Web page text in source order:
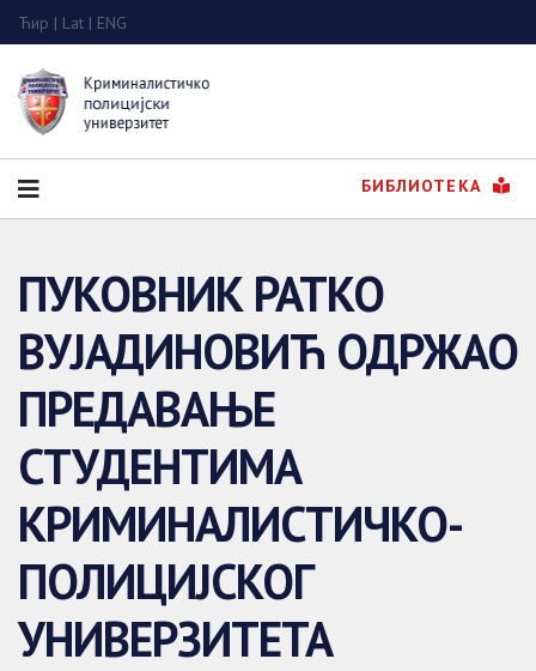
Ћир | Lat | ENG
БИБЛИОТЕКА
ПУКОВНИК РАТКО
ВУЈАДИНОВИЋ ОДРЖАО
ПРЕДАВАЊЕ
СТУДЕНТИМА
КРИМИНАЛИСТИЧКО-
ПОЛИЦИЈСКОГ
УНИВЕРЗИТЕТА